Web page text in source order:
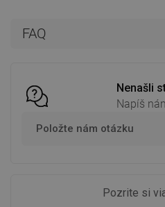
FAQ
Nenašli
Napíš
Položte nám otázku
Pozrite si